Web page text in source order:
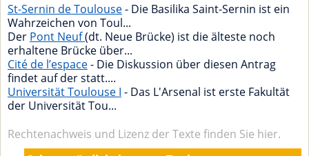
St-Sernin de Toulouse- Die Basilika Saint-Sernin ist ein
Wahrzeichen von Toul...
Der Pont Neuf(dt. Neue Brücke) ist die älteste noch
erhaltene Brücke über...
Cité de l’espace- Die Diskussion über diesen Antrag
findet auf der statt....
Universität Toulouse I - Das L'Arsenal ist erste Fakultät
der Universität Tou...
Rechtenachweis und Lizenz der Texte finden Sie hier.